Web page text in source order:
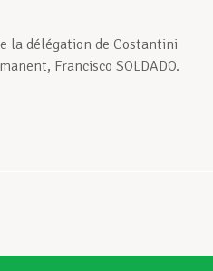
la délégation de Costantini
Francisco SOLDADO.